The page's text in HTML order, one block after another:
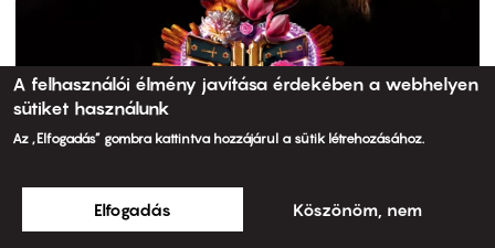
A felhasználói élmény javítása érdekében a webhelyen
sütiket használunk
Az „Elfogadás” gombra kattintva hozzájárul a sütik létrehozásához.
Elfogadás Köszönöm, nem